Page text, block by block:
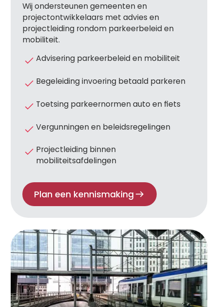
Wij ondersteunen gemeenten en
projectontwikkelaars met advies en
projectleiding rondom parkeerbeleid en
mobiliteit.
Advisering parkeerbeleid en mobiliteit
Begeleiding invoering betaald parkeren
Toetsing parkeernormen auto en fiets
Vergunningen en beleidsregelingen
Projectleiding binnen
mobiliteitsafdelingen
Plan een kennismaking